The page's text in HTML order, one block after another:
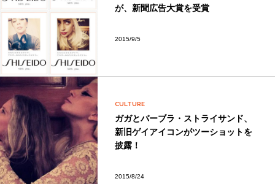
が、新聞広告大賞を受賞
2015/9/5
CULTURE
ガガとバーブラ・ストライサンド、
新旧ゲイアイコンがツーショットを
披露！
2015/8/24